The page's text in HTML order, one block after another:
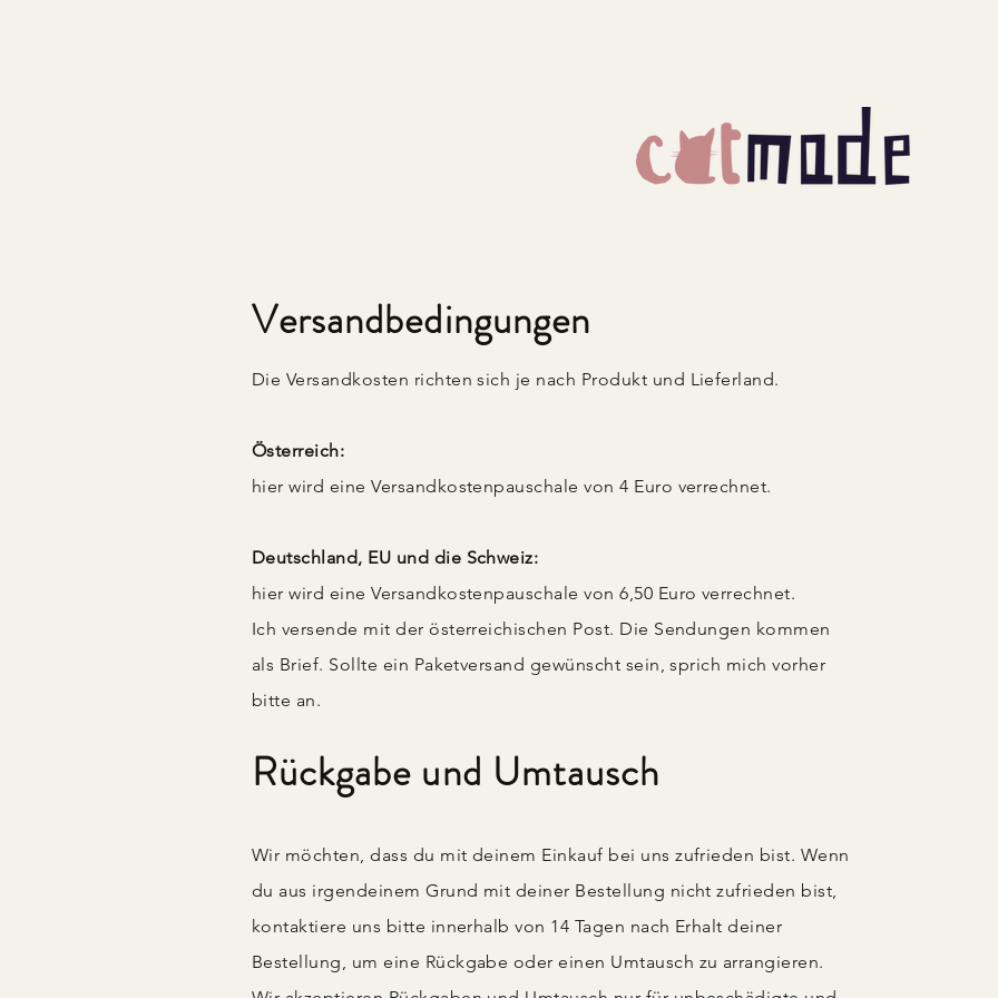
Versandbedingungen
Die Versandkosten richten sich je nach Produkt und Lieferland.
Österreich:
hier wird eine Versandkostenpauschale von 4 Euro verrechnet.
Deutschland, EU und die Schweiz:
hier wird eine Versandkostenpauschale von 6,50 Euro verrechnet.
Ich versende mit der österreichischen Post. Die Sendungen kommen
als Brief. Sollte ein Paketversand gewünscht sein, sprich mich vorher
bitte an.
Rückgabe und Umtausch
Wir möchten, dass du mit deinem Einkauf bei uns zufrieden bist. Wenn
du aus irgendeinem Grund mit deiner Bestellung nicht zufrieden bist,
kontaktiere uns bitte innerhalb von 14 Tagen nach Erhalt deiner
Bestellung, um eine Rückgabe oder einen Umtausch zu arrangieren.